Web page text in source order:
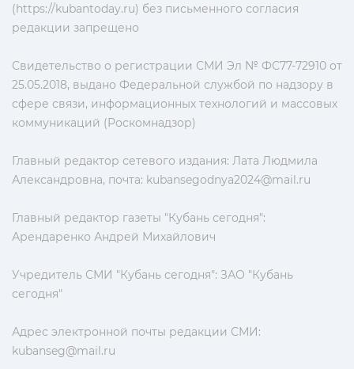
(https://kubantoday.ru) без письменного согласия
редакции запрещено
Свидетельство о регистрации СМИ Эл № ФС77-72910 от
25.05.2018, выдано Федеральной службой по надзору в
сфере связи, информационных технологий и массовых
коммуникаций (Роскомнадзор)
Главный редактор сетевого издания: Лата Людмила
Александровна, почта: kubansegodnya2024@mail.ru
Главный редактор газеты "Кубань сегодня":
Арендаренко Андрей Михайлович
Учредитель СМИ "Кубань сегодня": ЗАО "Кубань
сегодня"
Адрес электронной почты редакции СМИ:
kubanseg@mail.ru